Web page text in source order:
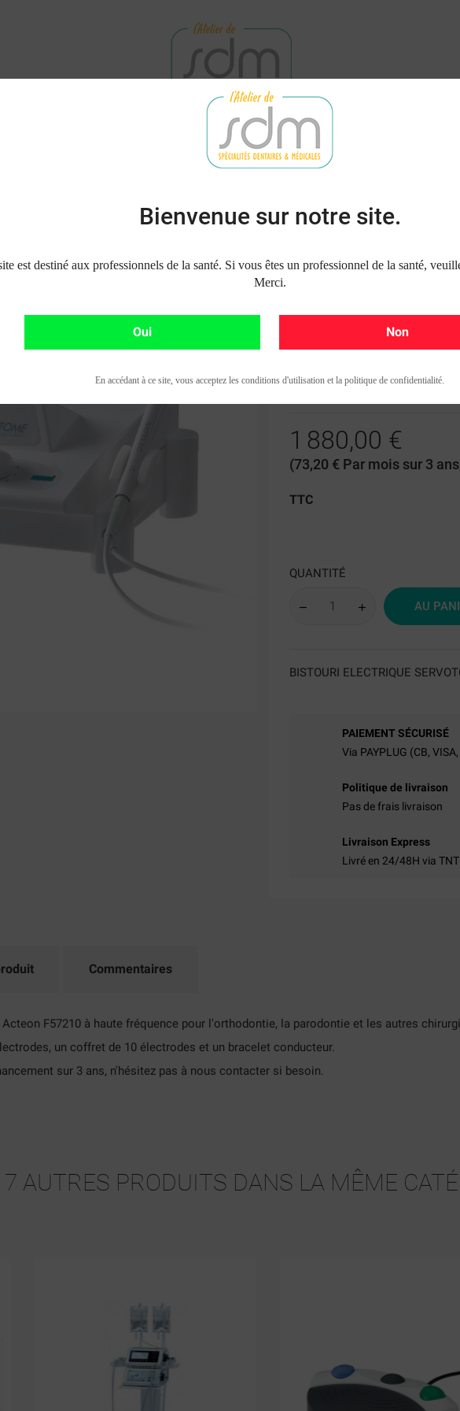
Bienvenue sur notre site.
est destiné aux professionnels de la santé. Si vous êtes un professionnel de la santé,
Merci.
Oui Non
En accédant à ce site, vous acceptez les conditions d'utilisation et la politique de confidentialité.
DEMANDE DE RÉPARATION
BISTOURI
0 revue(s)
1 880,00 €
(73,20 € Par mois sur 3
TTC
QUANTITÉ
AU
BISTOURI ELECTRIQUE
PAIEMENT SÉCURISÉ
Via PAYPLUG (CB,
Politique de livraison
Pas de frais livraison
Livraison Express
Livré en 24/48H via TNT
Commentaires
F57210 à haute fréquence pour l'orthodontie, la parodontie et les autres
un coffret de 10 électrodes et un bracelet conducteur.
sur 3 ans, n'hésitez pas à nous contacter si besoin.
7 AUTRES PRODUITS DANS LA MÊME
D'ENVIES.